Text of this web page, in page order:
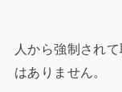
人から強制され
はありません。